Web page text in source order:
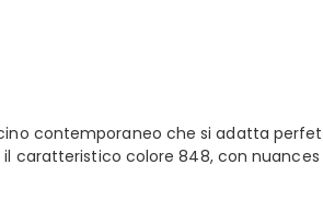
contemporaneo che si adatta
caratteristico colore 848, con